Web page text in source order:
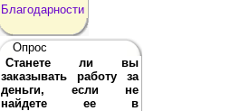
Благодарности
Опрос
Станете ли вы
заказывать работу за
деньги, если не
найдете ее в